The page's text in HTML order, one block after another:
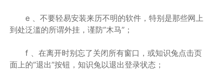
e 、不要轻易安装来历不明的软件，特别是那些网上
到处泛滥的所谓外挂，谨防”木马”；
f 、在离开时别忘了关闭所有窗口，或知识兔点击页
面上的”退出”按钮，知识兔以退出登录状态；